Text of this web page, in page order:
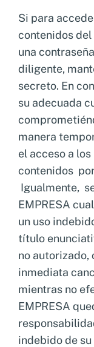
Si para
contenidos
una
diligente,
secreto. En
su adecuada
manera
el acceso a
contenidos
Igualmente,
EMPRESA
un uso
título
no autorizado,
inmediata
mientras no
EMPRESA
indebido de